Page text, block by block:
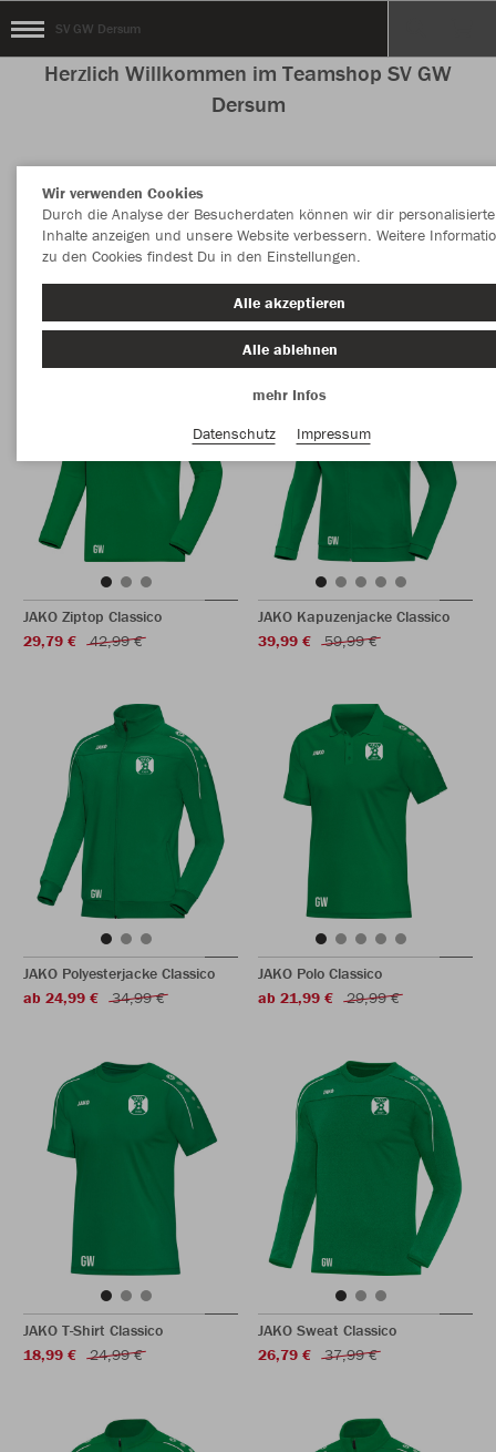
SV GW Dersum
Herzlich Willkommen im Teamshop SV GW
Dersum
Farbe
JAKO Ziptop Classico
29,79 €
42,99 €
JAKO Kapuzenjacke Classico
39,99 €
59,99 €
JAKO Polyesterjacke Classico
ab 24,99 €
34,99 €
JAKO Polo Classico
ab 21,99 €
29,99 €
JAKO T-Shirt Classico
18,99 €
24,99 €
JAKO Sweat Classico
26,79 €
37,99 €
Wir verwenden Cookies
Durch die Analyse der Besucherdaten können wir dir personalisierte
Inhalte anzeigen und unsere Website verbessern. Weitere
zu den Cookies findest Du in den Einstellungen.
Alle akzeptieren
Alle ablehnen
mehr Infos
Datenschutz
Impressum